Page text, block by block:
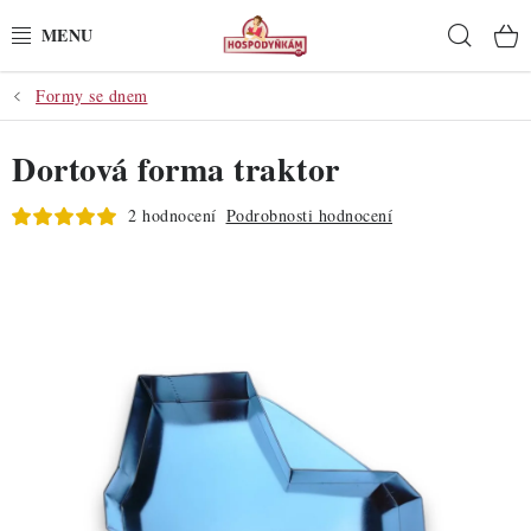
na
POTŘEBY
POMŮCKY
SUROVINY
DO KUCHYNĚ
POCHUTINY
Formy se dnem
Dortová forma traktor
2 hodnocení Podrobnosti hodnocení